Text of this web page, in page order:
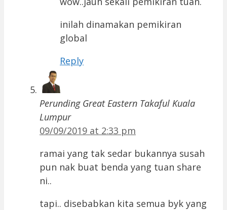
inilah dinamakan pemikiran
global
Reply
Perunding Great Eastern Takaful Kuala
Lumpur
09/09/2019 at 2:33 pm
ramai yang tak sedar bukannya susah
pun nak buat benda yang tuan share
ni..
tapi.. disebabkan kita semua byk yang